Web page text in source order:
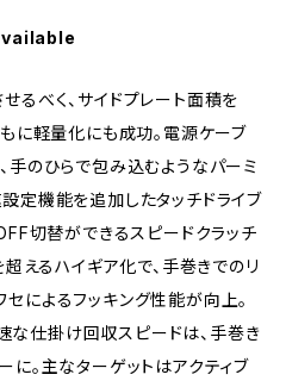
るべく、サイドプレート面積を
に軽量化にも成功。電源ケーブ
手のひらで包み込むようなパーミ
定機能を追加したタッチドライブ
切替ができるスピードクラッチ
えるハイギア化で、手巻きでのリ
によるフッキング性能が向上。
仕掛け回収スピードは、手巻き
に。主なターゲットはアクティブ